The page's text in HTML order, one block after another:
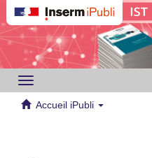
Toggle
navigation
Accueil iPubli